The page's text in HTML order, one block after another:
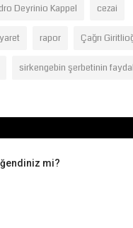
Deyrinio Kappel cezai
rapor Çağrı
sirkengebin şerbetinin
mi?